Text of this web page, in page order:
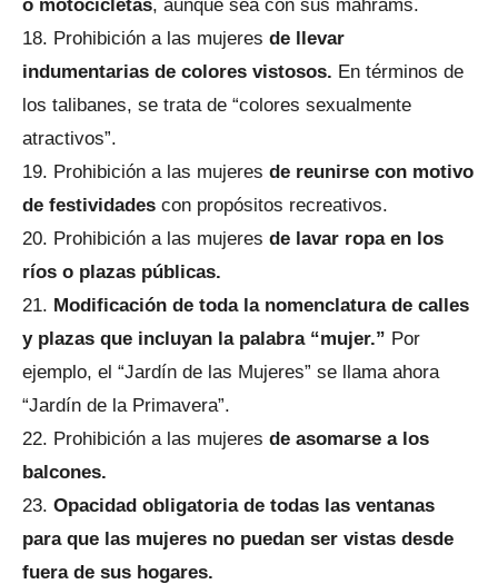
o motocicletas, aunque sea con sus mahrams.
Prohibición a las mujeres de llevar
indumentarias de colores vistosos. En términos de
los talibanes, se trata de “colores sexualmente
atractivos”.
Prohibición a las mujeres de reunirse con motivo
de festividades con propósitos recreativos.
Prohibición a las mujeres de lavar ropa en los
ríos o plazas públicas.
Modificación de toda la nomenclatura de calles
y plazas que incluyan la palabra “mujer.” Por
ejemplo, el “Jardín de las Mujeres” se llama ahora
“Jardín de la Primavera”.
Prohibición a las mujeres de asomarse a los
balcones.
Opacidad obligatoria de todas las ventanas
para que las mujeres no puedan ser vistas desde
fuera de sus hogares.